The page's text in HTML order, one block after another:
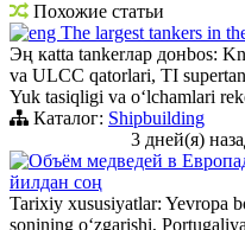
Похожие статьи
eng The largest tankers in
Эң кatta tankerлар донbos:
va ULCC qatorlari, TI
Yuk tasiqligi va oʻlchamlari
Каталог: Shipbuilding
3 дней(я)
Объём медведей в
йилдан соң
Tarixiy xususiyatlar: Yevropa
sonining oʻzgarishi,